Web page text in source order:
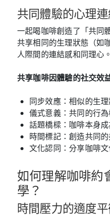
共同體驗的心理
一起喝咖啡創造了「共同
共享相同的生理狀態（如
人際間的連結感和同理心。
共享咖啡因體驗的社交效
同步效應：相似的生
儀式意義：共同的行
話題橋樑：咖啡本身
時間標記：創造共同
文化認同：分享咖啡
如何理解咖啡約
學？
時間壓力的適度